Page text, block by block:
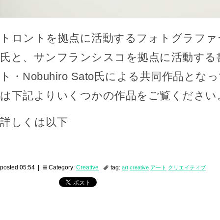
トロントを拠点に活動するフォトグラフ
氏と、サンフランシスコを拠点に活動す
ト・Nobuhiro Sato氏による共同作品とな
は下記よりいくつかの作品をご覧ください
詳しくは以下
posted 05:54 | Category: Creative tag: art creative アート クリエイティブ